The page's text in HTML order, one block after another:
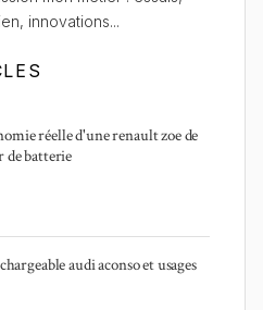
innovations...
réelle d'une renault zoe de
de batterie
audi aconso et usages